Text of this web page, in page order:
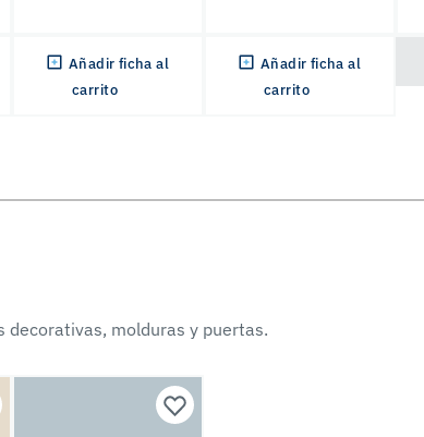
Añadir ficha al
carrito
Añadir ficha al
carrito
decorativas, molduras y puertas.